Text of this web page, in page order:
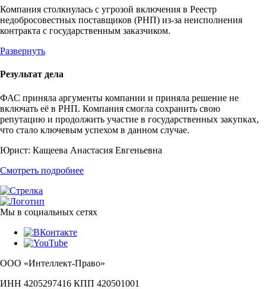
Компания столкнулась с угрозой включения в Реестр
недобросовестных поставщиков (РНП) из-за неисполнения
контракта с государственным заказчиком.
Развернуть
Результат дела
ФАС приняла аргументы компании и приняла решение не
включать её в РНП. Компания смогла сохранить свою
репутацию и продолжить участие в государственных закупках,
что стало ключевым успехом в данном случае.
Юрист: Кащеева Анастасия Евгеньевна
Смотреть подробнее
Мы в социальных сетях
ООО «Интеллект-Право»
ИНН 4205297416 КПП 420501001